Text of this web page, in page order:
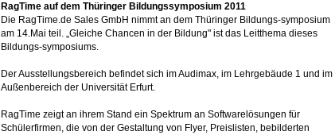
RagTime auf dem Thüringer Bildungssymposium 2011
Die RagTime.de Sales GmbH nimmt an dem Thüringer Bildungs-symposium
am 14.Mai teil. „Gleiche Chancen in der Bildung" ist das Leitthema dieses
Bildungs-symposiums.
Der Ausstellungsbereich befindet sich im Audimax, im Lehrgebäude 1 und im
Außenbereich der Universität Erfurt.
RagTime zeigt an ihrem Stand ein Spektrum an Softwarelösungen für
Schülerfirmen, die von der Gestaltung von Flyer, Preislisten, bebilderten